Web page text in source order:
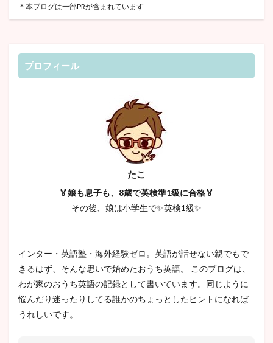
＊本ブログは一部PRが含まれています
プロフィール
たこ
🏅娘も息子も、8歳で英検準1級に合格🏅
その後、娘は小学生で✨英検1級✨
インター・英語塾・海外経験ゼロ。英語が話せない親でもで
きるはず、そんな思いで始めたおうち英語。 このブログは、
わが家のおうち英語の記録として書いています。同じように
悩んだり迷ったりしてる誰かのちょっとしたヒントになれば
うれしいです。